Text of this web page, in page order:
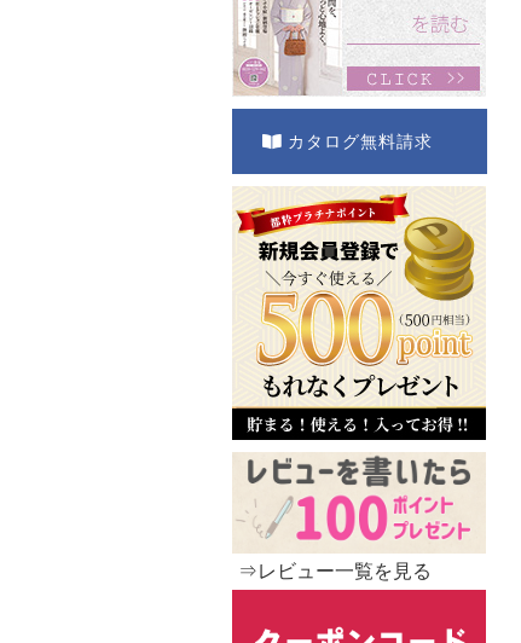
カタログ無料請求
⇒レビュー一覧を見る